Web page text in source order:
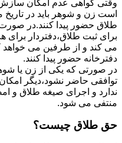
وقتی گواهی عدم امکان
است زن و شوهر باید در
طلاق حضور پیدا کنند.در
برای ثبت طلاق،دفتردار
می کند و از طرفین می
دفترخانه حضور پیدا کنند.
در صورتی که یکی از زن یا
توافقی حاضر نشود،دیگر
ندارد و اجرای صیغه طلاق و
منتفی می شود.
حق طلاق چیست؟